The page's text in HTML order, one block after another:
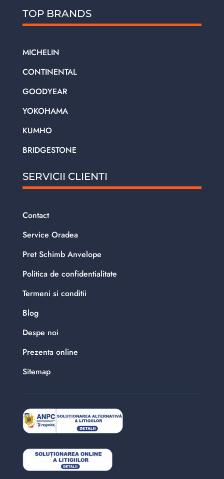
TOP BRANDS
MICHELIN
CONTINENTAL
GOODYEAR
YOKOHAMA
KUMHO
BRIDGESTONE
SERVICII CLIENTI
Contact
Service Oradea
Pret Schimb Anvelope
Politica de confidentialitate
Termeni si conditii
Blog
Despe noi
Prezenta online
Sitemap